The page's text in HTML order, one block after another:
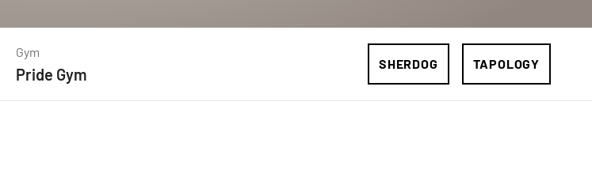
Gym
Pride Gym
SHERDOG TAPOLOGY